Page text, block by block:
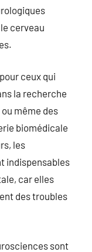
cerveau
ceux qui
la recherche
même des
biomédicale
les
indispensables
car elles
des troubles
sont